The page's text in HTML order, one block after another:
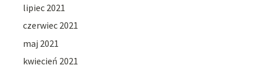
lipiec 2021
czerwiec 2021
maj 2021
kwiecień 2021